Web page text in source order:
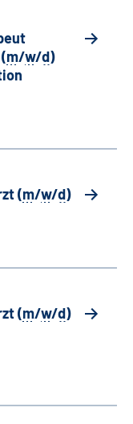
m/w/d)
(m/w/d)
(m/w/d)